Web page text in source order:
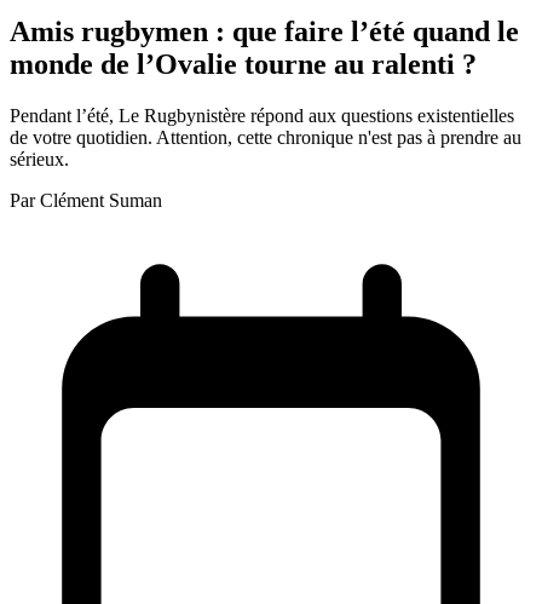
Amis rugbymen : que faire l’été quand le
monde de l’Ovalie tourne au ralenti ?
Pendant l’été, Le Rugbynistère répond aux questions existentielles
de votre quotidien. Attention, cette chronique n'est pas à prendre au
sérieux.
Par Clément Suman